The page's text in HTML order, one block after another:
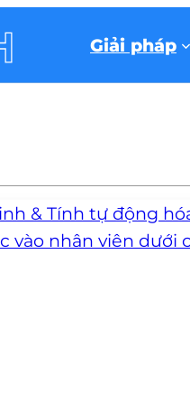
Giải pháp